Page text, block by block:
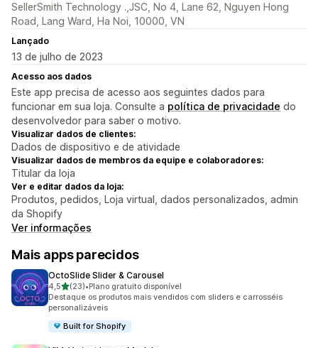
SellerSmith Technology .,JSC, No 4, Lane 62, Nguyen Hong
Road, Lang Ward, Ha Noi, 10000, VN
Lançado
13 de julho de 2023
Acesso aos dados
Este app precisa de acesso aos seguintes dados para
funcionar em sua loja. Consulte a política de privacidade do
desenvolvedor para saber o motivo.
Visualizar dados de clientes:
Dados de dispositivo e de atividade
Visualizar dados de membros da equipe e colaboradores:
Titular da loja
Ver e editar dados da loja:
Produtos, pedidos, Loja virtual, dados personalizados, admin
da Shopify
Ver informações
Mais apps parecidos
OctoSlide Slider & Carousel
4,5de 5 estrelas
(23)
23 avaliações ao todo
•Plano gratuito disponível
Destaque os produtos mais vendidos com sliders e carrosséis
personalizáveis
Built for Shopify